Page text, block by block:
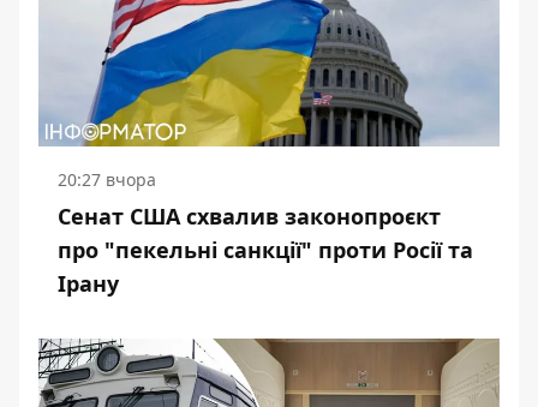
20:27 вчора
Сенат США схвалив законопроєкт
про "пекельні санкції" проти Росії та
Ірану